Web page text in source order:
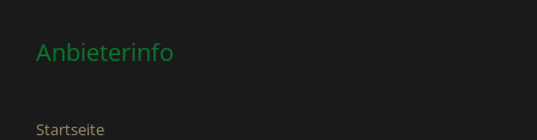
Anbieterinfo
Startseite